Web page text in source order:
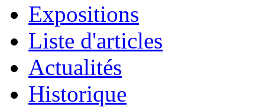
Expositions
Liste d'articles
Actualités
Historique